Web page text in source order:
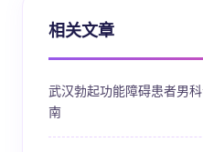
相关文章
武汉勃起功能障碍患者男
南